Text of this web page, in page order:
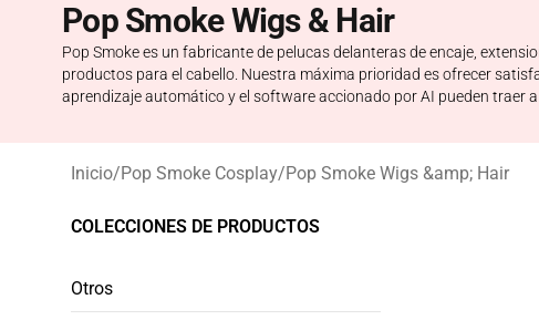
Pop Smoke Wigs & Hair
Pop Smoke es un fabricante de pelucas delanteras de encaje,
productos para el cabello. Nuestra máxima prioridad es ofrecer
aprendizaje automático y el software accionado por AI pueden traer a
Inicio/Pop Smoke Cosplay/Pop Smoke Wigs &amp; Hair
COLECCIONES DE PRODUCTOS
Otros